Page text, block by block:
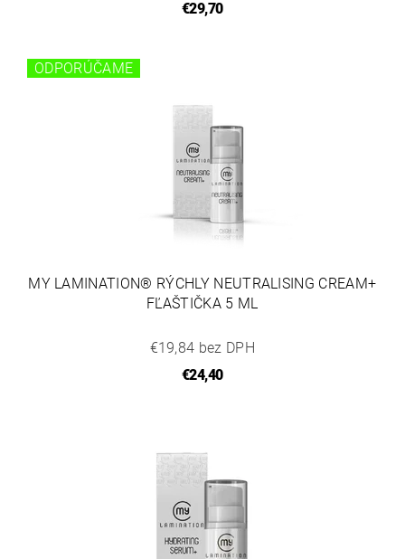
€29,70
ODPORÚČAME
MY LAMINATION® RÝCHLY NEUTRALISING CREAM+
FĽAŠTIČKA 5 ML
€19,84 bez DPH
€24,40